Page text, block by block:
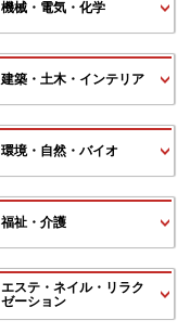
機械・電気・化学
建築・土木・インテリア
環境・自然・バイオ
福祉・介護
エステ・ネイル・リラク
ゼーション